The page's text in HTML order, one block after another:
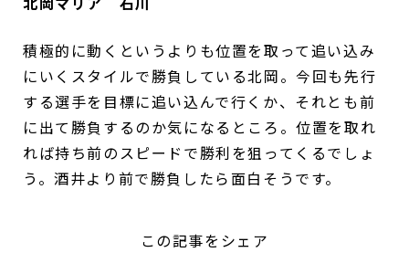
積極的に動くというよりも位置を取って追い込み
にいくスタイルで勝負している北岡。今回も先行
する選手を目標に追い込んで行くか、それとも前
に出て勝負するのか気になるところ。位置を取れ
れば持ち前のスピードで勝利を狙ってくるでしょ
う。酒井より前で勝負したら面白そうです。
この記事をシェア